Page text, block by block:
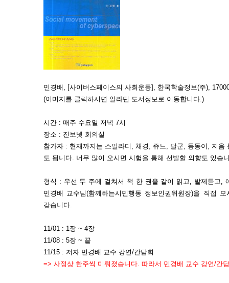
민경배, [사이버스페이스의 사회운동], 한국학술정보(주),
(이미지를 클릭하시면 알라딘 도서정보로 이동합니다.)
시간 : 매주 수요일 저녁 7시
장소 : 진보넷 회의실
참가자 : 현재까지는 스밀라디, 채경, 쥬느, 달군, 동동이, 지음
도 됩니다. 너무 많이 오시면 시험을 통해 선발할 의향도 있습
형식 : 우선 두 주에 걸쳐서 책 한 권을 같이 읽고, 발제듣고,
민경배 교수님(함께하는시민행동 정보인권위원장)을 직접
갖습니다.
11/01 : 1장 ~ 4장
11/08 : 5장 ~ 끝
11/15 : 저자 민경배 교수 강연/간담회
=> 사정상 한주씩 미뤄졌습니다. 따라서 민경배 교수 강연/간